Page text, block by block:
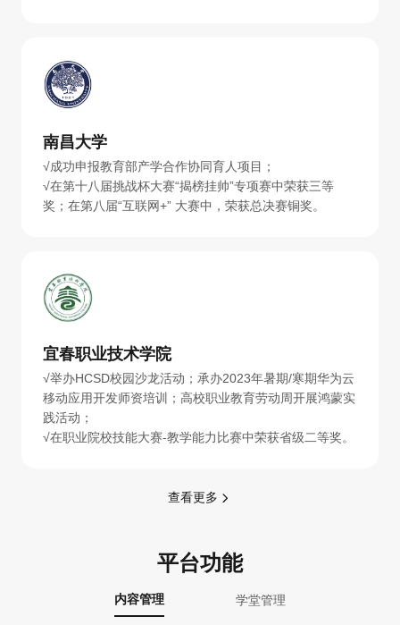
南昌大学
√成功申报教育部产学合作协同育人项目；
√在第十八届挑战杯大赛“揭榜挂帅”专项赛中荣获三等
奖；在第八届“互联网+” 大赛中，荣获总决赛铜奖。
宜春职业技术学院
√举办HCSD校园沙龙活动；承办2023年暑期/寒期华为云
移动应用开发师资培训；高校职业教育劳动周开展鸿蒙实
践活动；
√在职业院校技能大赛-教学能力比赛中荣获省级二等奖。
查看更多
平台功能
内容管理 学堂管理